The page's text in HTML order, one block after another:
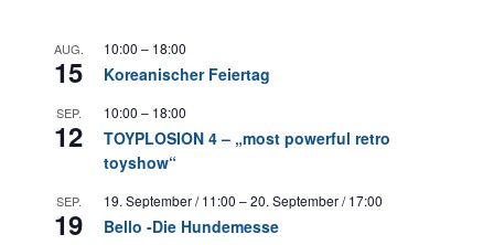
AUG.
15
10:00 – 18:00
Koreanischer Feiertag
SEP.
12
10:00 – 18:00
TOYPLOSION 4 – „most powerful retro
toyshow“
SEP.
19
19. September / 11:00 –20. September / 17:00
Bello -Die Hundemesse